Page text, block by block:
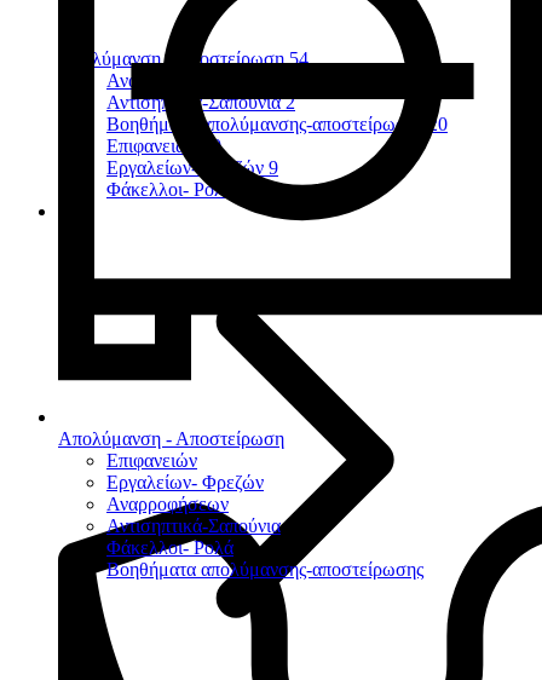
Απολύμανση - Αποστείρωση
Επιφανειών
Εργαλείων- Φρεζών
Αναρροφήσεων
Αντισηπτικά-Σαπούνια
Φάκελλοι- Ρολά
Βοηθήματα απολύμανσης-αποστείρωσης
Απολύμανση - Αποστείρωση 54
Αναρροφήσεων
Αντισηπτικά-Σαπούνια 2
Βοηθήματα απολύμανσης-αποστείρωσης
20
Επιφανειών
10
Εργαλείων- Φρεζών 9
Φάκελλοι- Ρολά